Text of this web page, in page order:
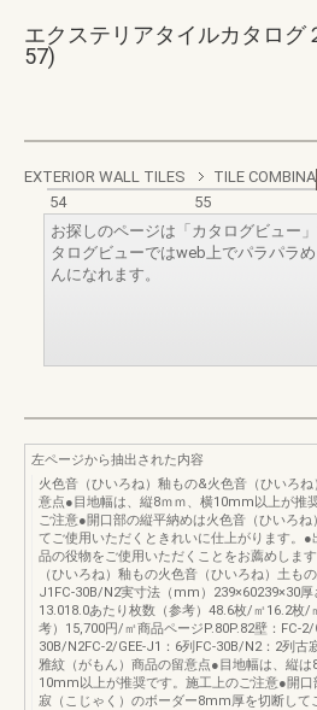
エクステリアタイルカタログ
57)
EXTERIOR WALL TILES
TILE
54
55
お探しのページは「カタログビュー
タログビューではweb上でパラパラ
んになれます。
左ページから抽出された内容
火色音（ひいろね）釉もの&火色音（ひいろ
意点●目地幅は、縦8ｍｍ、横10mm以上が推
ご注意●開口部の縦平納めは火色音（ひいろね
てご使用いただくときれいに仕上がります。●
品の役物をご使用いただくことをお薦めしま
（ひいろね）釉もの火色音（ひいろね）土もの
J1FC‐30B/N2実寸法（mm）239×60239×30厚
13.018.0あたり枚数（参考）48.6枚/㎡16.2枚/
考）15,700円/㎡商品ページP.80P.82壁：FC‐2/
30B/N2FC‐2/GEE‐J1：6列FC‐30B/N2：2列古
雅紋（がもん）商品の留意点●目地幅は、縦
10mm以上が推奨です。施工上のご注意●開口
寂（こじゃく）のボーダー8mm厚を切断して